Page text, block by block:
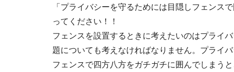
「プライバシーを守るためには目隠しフェンス
ってください！！
フェンスを設置するときに考えたいのはプライ
題についても考えなければなりません。プライ
フェンスで四方八方をガチガチに囲んでしまう